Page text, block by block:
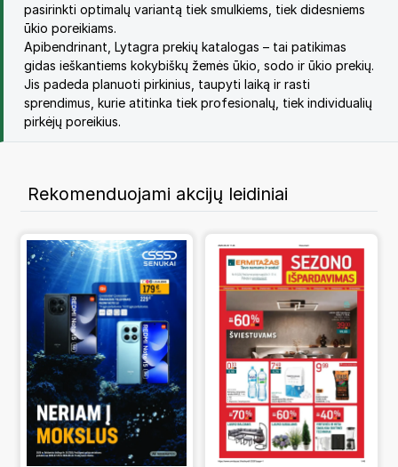
pasirinkti optimalų variantą tiek smulkiems, tiek didesniems
ūkio poreikiams.
Apibendrinant, Lytagra prekių katalogas – tai patikimas
gidas ieškantiems kokybiškų žemės ūkio, sodo ir ūkio prekių.
Jis padeda planuoti pirkinius, taupyti laiką ir rasti
sprendimus, kurie atitinka tiek profesionalų, tiek individualių
pirkėjų poreikius.
Rekomenduojami akcijų leidiniai